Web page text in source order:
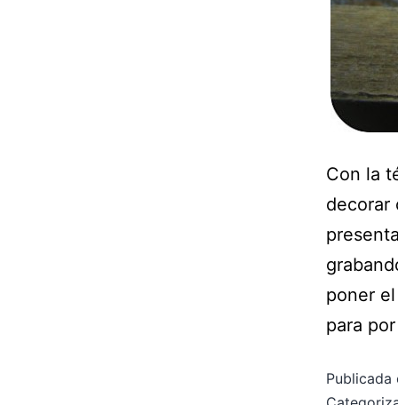
Con la
decorar
poner
para